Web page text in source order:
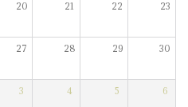
20 21 22 23
27 28 29 30
3 4 5 6